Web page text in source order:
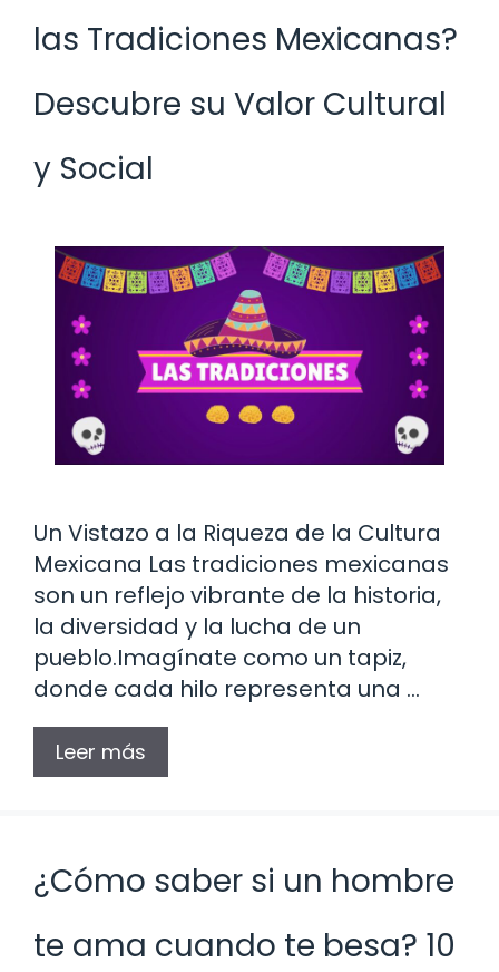
las Tradiciones Mexicanas?
Descubre su Valor Cultural
y Social
Un Vistazo a la Riqueza de la Cultura
Mexicana Las tradiciones mexicanas
son un reflejo vibrante de la historia,
la diversidad y la lucha de un
pueblo.Imagínate como un tapiz,
donde cada hilo representa una …
Leer más
¿Cómo saber si un hombre
te ama cuando te besa? 10